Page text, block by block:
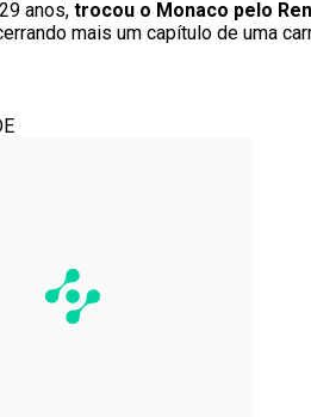
anos, trocou o Monaco pelo
mais um capítulo de uma